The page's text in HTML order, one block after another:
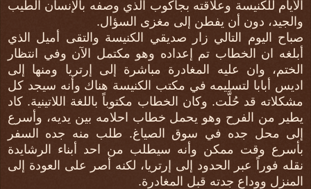
الأيام للكنيسة وعلاقته بجاكوب الذي وصفه بالإنسان الطيب
والجيد، دون أن يفطن إلى مغزى السؤال.
صباح اليوم التالي زار صديقي الكنيسة والتقى أميل الذي
أبلغه ان الخطاب تم إعداده وهو مكتمل الآن وفي انتظار
الختم، وان عليه المغادرة مباشرة إلى إرتريا ومنها إلى
اديس أبابا لتسليمه في مكتب الكنيسة هناك وأنه سيجد كل
مشكلاته قد حُلَّت. وكان الخطاب مكتوباً باللغة اللاتينية. كاد
يطير من الفرح وهو يحمل خطاب احلامه بين يديه، وأسرع
إلى محل جده في سوق الصياغ. طلب منه جده السفر
بأسرع وقت ممكن وأنه سيطلب من احد أبناء الرشايدة
نقله فوراً عبر الحدود إلى إرتريا، لكنه أصر على العودة إلى
المنزل ووداع جدته قبل المغادرة.